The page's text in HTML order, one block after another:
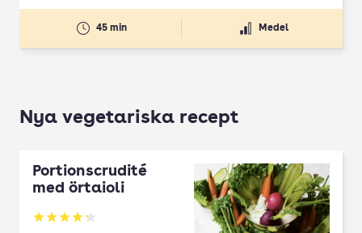
45 min Medel
Nya vegetariska recept
Portionscrudité
med örtaioli
Betyg: 4.27 av 5